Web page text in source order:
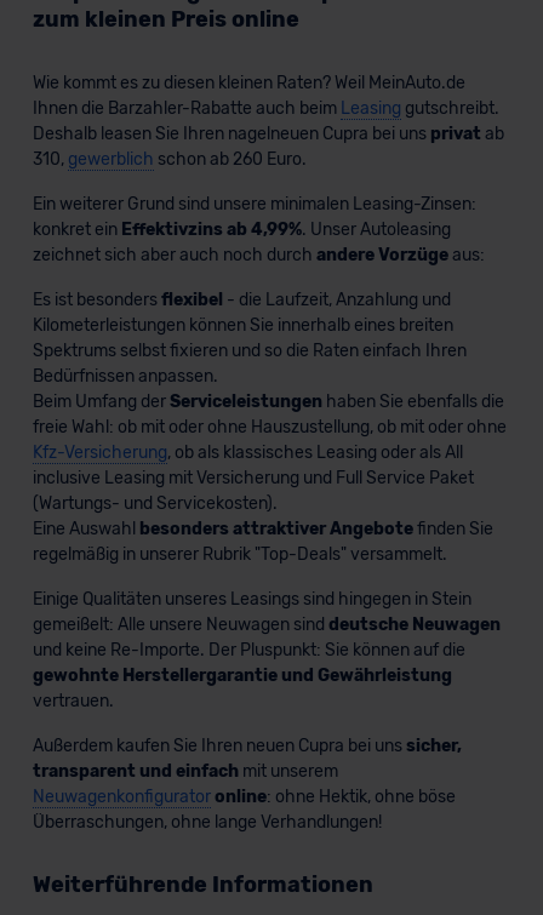
zum kleinen Preis online
Wie kommt es zu diesen kleinen Raten? Weil MeinAuto.de
Ihnen die Barzahler-Rabatte auch beim Leasing gutschreibt.
Deshalb leasen Sie Ihren nagelneuen Cupra bei uns privat ab
310, gewerblich schon ab 260 Euro.
Ein weiterer Grund sind unsere minimalen Leasing-Zinsen:
konkret ein Effektivzins ab 4,99%. Unser Autoleasing
zeichnet sich aber auch noch durch andere Vorzügeaus:
Es ist besondersflexibel - die Laufzeit, Anzahlung und
Kilometerleistungen können Sie innerhalb eines breiten
Spektrums selbst fixieren und so die Raten einfach Ihren
Bedürfnissen anpassen.
Beim Umfang derServiceleistungen haben Sie ebenfalls die
freie Wahl: ob mit oder ohne Hauszustellung, ob mit oder ohne
Kfz-Versicherung, ob als klassisches Leasing oder als All
inclusive Leasing mit Versicherung und Full Service Paket
(Wartungs- und Servicekosten).
Eine Auswahl besonders attraktiver Angebotefinden Sie
regelmäßig in unserer Rubrik "Top-Deals" versammelt.
Einige Qualitäten unseres Leasings sind hingegen in Stein
gemeißelt: Alle unsere Neuwagen sind deutsche Neuwagen
und keine Re-Importe. Der Pluspunkt: Sie können auf die
gewohnte Herstellergarantie und Gewährleistung
vertrauen.
Außerdem kaufen Sie Ihren neuen Cupra bei uns sicher,
transparent und einfachmit unserem
Neuwagenkonfiguratoronline: ohne Hektik, ohne böse
Überraschungen, ohne lange Verhandlungen!
Weiterführende Informationen